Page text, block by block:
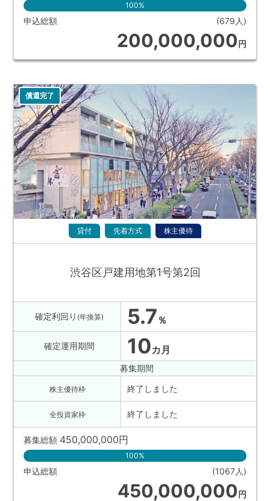
100%
申込総額 (679人)
200,000,000円
償還完了
貸付 先着方式 株主優待
渋谷区戸建用地第1号第2回
確定利回り (年換算) 5.7 ％
確定運用期間 10カ月
募集期間
株主優待枠
全投資家枠
終了しました
終了しました
募集総額 450,000,000円
100%
申込総額 (1067人)
450,000,000円